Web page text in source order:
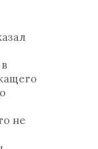
не